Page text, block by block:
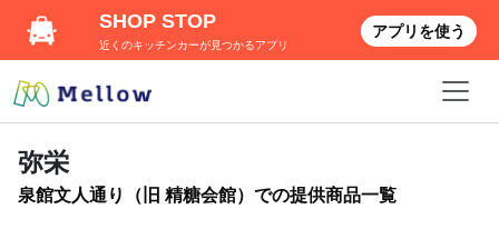
弥栄
泉館文人通り（旧 精糖会館）での提供商品一覧
SHOP STOP
近くのキッチンカーが見つかるアプリ
アプリを使う